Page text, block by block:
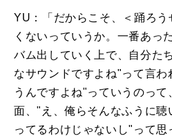
YU：「だからこそ、＜踊ろう
くないっていうか。一番あっ
バム出していく上で、自分た
なサウンドですよね"って言
うんですよね"っていうのって
面、"え、俺らそんなふうに
ってるわけじゃないし"って思